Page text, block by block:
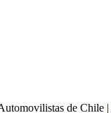
de Chile |